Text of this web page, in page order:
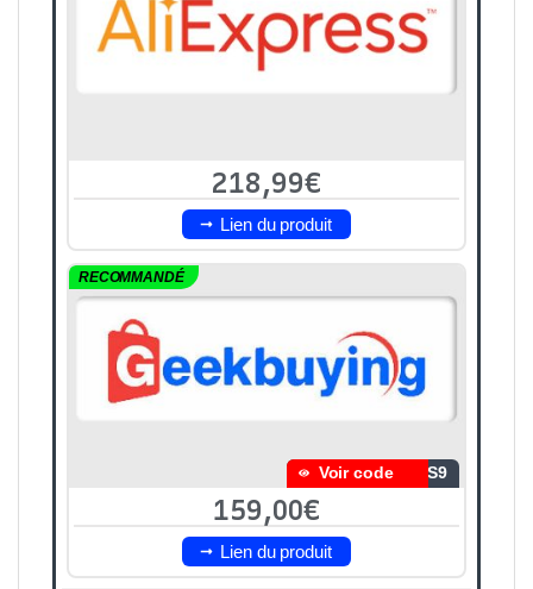
218,99€
Lien du produit
RECOMMANDÉ
Voir code LS9
159,00€
Lien du produit